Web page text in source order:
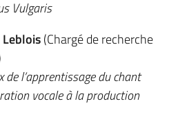
Vulgaris
(Chargé de recherche
l’apprentissage du chant
vocale à la production